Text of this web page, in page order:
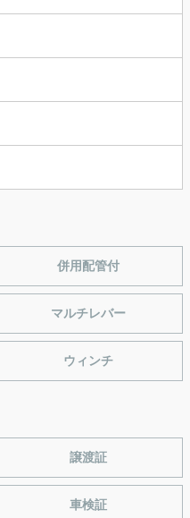
併用配管付
マルチレバー
ウィンチ
譲渡証
車検証